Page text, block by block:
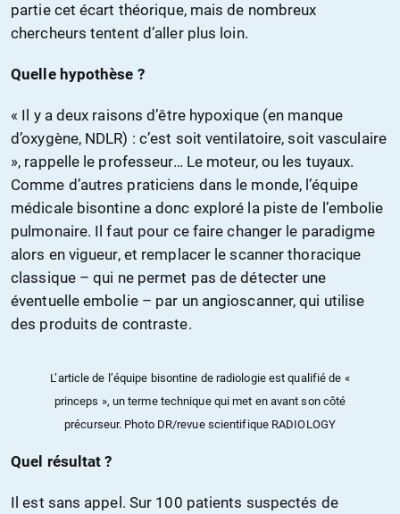
partie cet écart théorique, mais de nombreux
chercheurs tentent d’aller plus loin.
Quelle hypothèse ?
« Il y a deux raisons d’être hypoxique (en manque
d’oxygène, NDLR) : c’est soit ventilatoire, soit vasculaire
», rappelle le professeur… Le moteur, ou les tuyaux.
Comme d’autres praticiens dans le monde, l’équipe
médicale bisontine a donc exploré la piste de l’embolie
pulmonaire. Il faut pour ce faire changer le paradigme
alors en vigueur, et remplacer le scanner thoracique
classique – qui ne permet pas de détecter une
éventuelle embolie – par un angioscanner, qui utilise
des produits de contraste.
L’article de l’équipe bisontine de radiologie est qualifié de «
princeps », un terme technique qui met en avant son côté
précurseur. Photo DR/revue scientifique RADIOLOGY
Quel résultat ?
Il est sans appel. Sur 100 patients suspectés de